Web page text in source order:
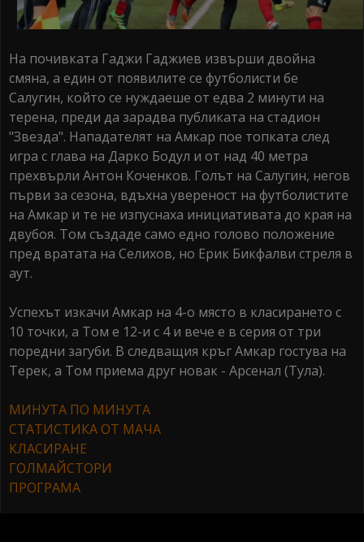
На почивката Гаджи Гаджиев извърши двойна
смяна, а един от появилите се футболисти бе
Салугин, който се нуждаеше от едва 2 минути на
терена, преди да зарадва публиката на стадион
"Звезда". Нападателят на Амкар пое топката след
игра с глава на Дарко Бодул и от над 40 метра
прехвърли Антон Коченков. Голът на Салугин, негов
първи за сезона, вдъхна увереност на футболистите
на Амкар и те не изпуснаха инициативата до края на
двубоя. Том създаде само едно голово положение
пред вратата на Селихов, но Ерик Бикфалви стреля в
аут.
Успехът изкачи Амкар на 4-о място в класирането с
10 точки, а Том е 12-и с 4 и вече е в серия от три
поредни загуби. В следващия кръг Амкар гостува на
Терек, а Том приема друг новак - Арсенал (Тула).
МИНУТА ПО МИНУТА
СТАТИСТИКА ОТ МАЧА
КЛАСИРАНЕ
ГОЛМАЙСТОРИ
ПРОГРАМА